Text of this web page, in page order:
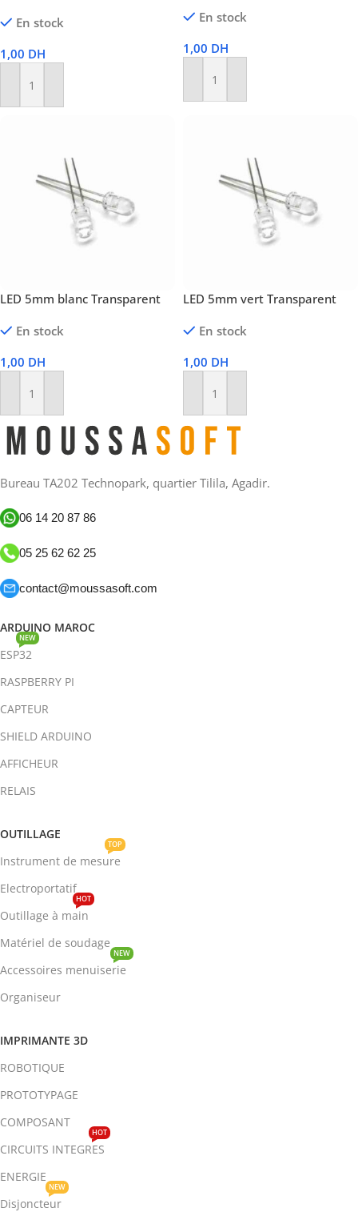
En stock
1,00 DH
Ajouter Au Panier
En stock
1,00 DH
Ajouter Au Panier
LED 5mm blanc Transparent
En stock
1,00 DH
Ajouter Au Panier
LED 5mm vert Transparent
En stock
1,00 DH
Ajouter Au Panier
Bureau TA202 Technopark, quartier Tilila, Agadir.
06 14 20 87 86
05 25 62 62 25
contact@moussasoft.com
ARDUINO MAROC
ESP32
NEW
RASPBERRY PI
CAPTEUR
SHIELD ARDUINO
AFFICHEUR
RELAIS
OUTILLAGE
Instrument de mesure
TOP
Electroportatif
Outillage à main
HOT
Matériel de soudage
Accessoires menuiserie
NEW
Organiseur
IMPRIMANTE 3D
ROBOTIQUE
PROTOTYPAGE
COMPOSANT
CIRCUITS INTEGRES
HOT
ENERGIE
Disjoncteur
NEW